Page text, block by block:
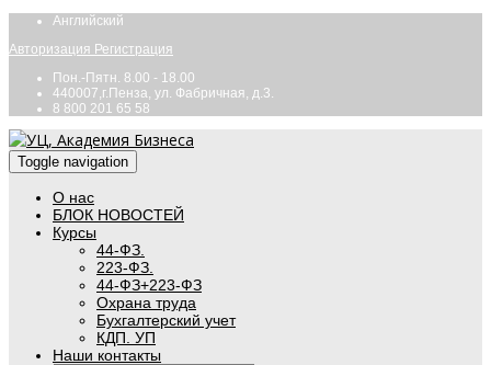
Английский
Авторизация Регистрация
Пон.-Пятн. 8.00 - 18.00
440007,г.Пенза, ул. Фабричная, д.3.
8 800 201 65 58
Toggle navigation
О нас
БЛОК НОВОСТЕЙ
Курсы
44-ФЗ.
223-ФЗ.
44-ФЗ+223-ФЗ
Охрана труда
Бухгалтерский учет
КДП. УП
Наши контакты